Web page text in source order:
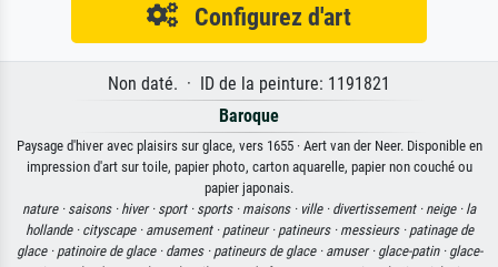
Configurez d'art
Non daté. · ID de la peinture: 1191821
Baroque
Paysage d'hiver avec plaisirs sur glace, vers 1655 · Aert van der Neer. Disponible en
impression d'art sur toile, papier photo, carton aquarelle, papier non couché ou
papier japonais.
nature · saisons · hiver · sport · sports · maisons · ville · divertissement · neige · la
hollande · cityscape · amusement · patineur · patineurs · messieurs · patinage de
glace · patinoire de glace · dames · patineurs de glace · amuser · glace-patin · glace-